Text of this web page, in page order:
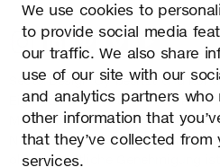
We use cookies to
to provide social media
our traffic. We also share
use of our site with our
and analytics partners
other information that
that they’ve collected from
services.
Secto Design Oy besitzt und
Eigentumsrechte an seinen
Materialien wie z. B. Fotos und
Nutzung der geistigen
ohne schriftliche Genehmigung